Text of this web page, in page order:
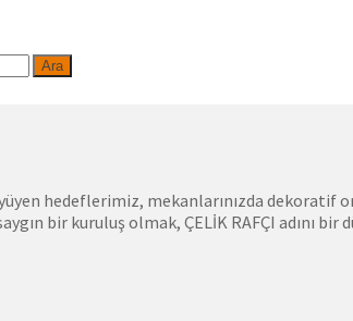
hedeflerimiz, mekanlarınızda
bir kuruluş olmak, ÇELİK RAFÇI adını bir